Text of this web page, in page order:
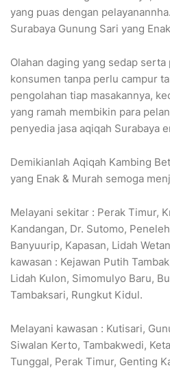
yang puas dengan
Surabaya Gunung Sari yang
Olahan daging yang sedap
konsumen tanpa perlu campur
pengolahan tiap masakannya,
yang ramah membikin para
penyedia jasa aqiqah Surabaya
Demikianlah Aqiqah Kambing
yang Enak & Murah semoga
Melayani sekitar : Perak Timur,
Kandangan, Dr. Sutomo,
Banyuurip, Kapasan, Lidah
kawasan : Kejawan Putih
Lidah Kulon, Simomulyo Baru,
Tambaksari, Rungkut Kidul.
Melayani kawasan : Kutisari,
Siwalan Kerto, Tambakwedi,
Tunggal, Perak Timur, Genting